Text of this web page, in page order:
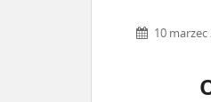
10 marzec